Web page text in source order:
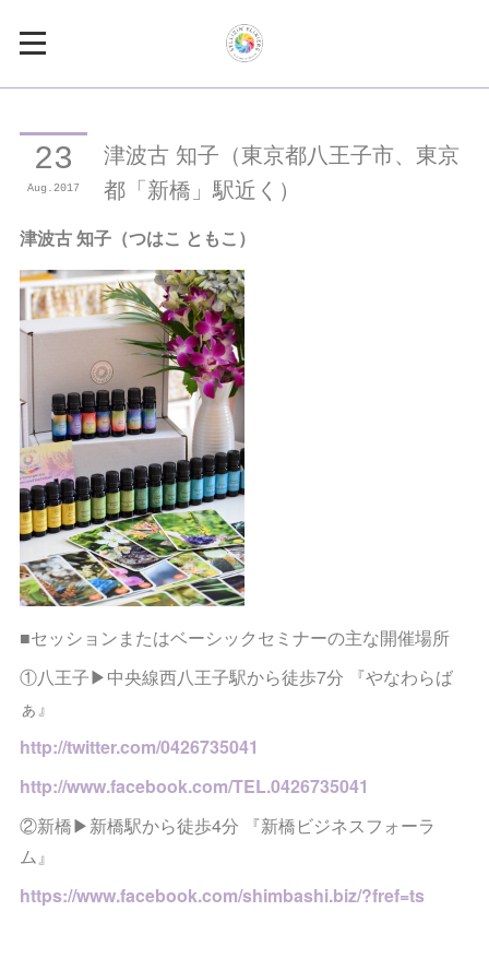
23
Aug 2017
津波古 知子（東京都八王子市、東京
都「新橋」駅近く）
津波古 知子（つはこ ともこ）
■セッションまたはベーシックセミナーの主な開催場所
①八王子▶︎中央線西八王子駅から徒歩7分 『やなわらば
ぁ』
http://twitter.com/0426735041
http://www.facebook.com/TEL.0426735041
②新橋▶︎新橋駅から徒歩4分 『新橋ビジネスフォーラ
ム』
https://www.facebook.com/shimbashi.biz/?fref=ts